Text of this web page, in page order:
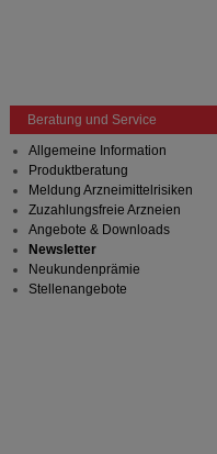
Beratung und Service
Allgemeine Information
Produktberatung
Meldung Arzneimittelrisiken
Zuzahlungsfreie Arzneien
Angebote & Downloads
Newsletter
Neukundenprämie
Stellenangebote